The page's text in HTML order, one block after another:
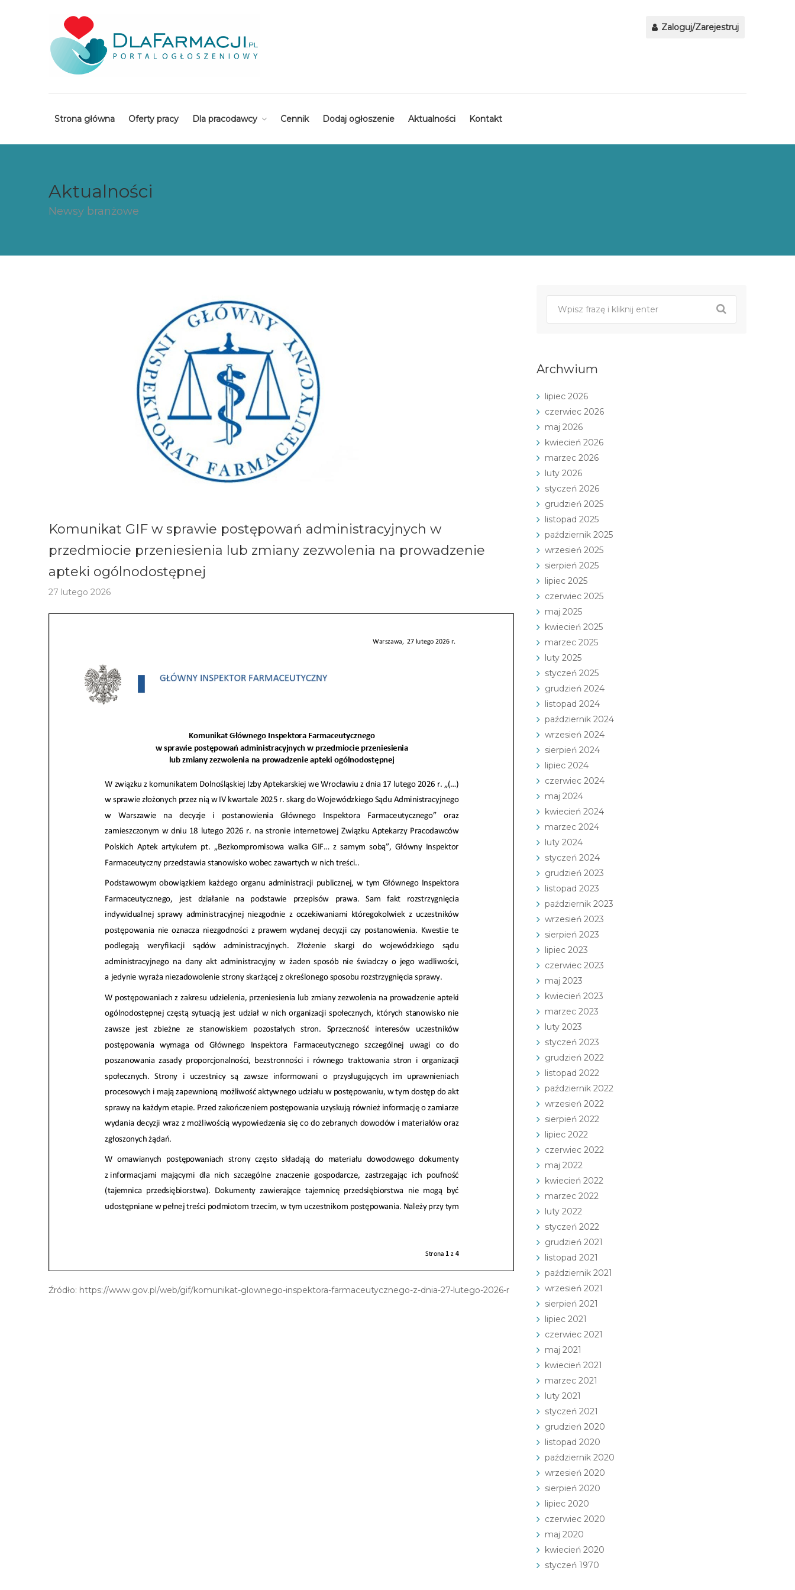
Strona główna Oferty pracy Dla pracodawcy Cennik Dodaj ogłoszenie Aktualności Kontakt
Zaloguj/Zarejestruj
Aktualności
Newsy branżowe
Komunikat GIF w sprawie postępowań administracyjnych w
przedmiocie przeniesienia lub zmiany zezwolenia na prowadzenie
apteki ogólnodostępnej
27 lutego 2026
Źródło: https://www.gov.pl/web/gif/komunikat-glownego-inspektora-farmaceutycznego-z-dnia-27-lutego-2026-r
Archwium
lipiec 2026
czerwiec 2026
maj 2026
kwiecień 2026
marzec 2026
luty 2026
styczeń 2026
grudzień 2025
listopad 2025
październik 2025
wrzesień 2025
sierpień 2025
lipiec 2025
czerwiec 2025
maj 2025
kwiecień 2025
marzec 2025
luty 2025
styczeń 2025
grudzień 2024
listopad 2024
październik 2024
wrzesień 2024
sierpień 2024
lipiec 2024
czerwiec 2024
maj 2024
kwiecień 2024
marzec 2024
luty 2024
styczeń 2024
grudzień 2023
listopad 2023
październik 2023
wrzesień 2023
sierpień 2023
lipiec 2023
czerwiec 2023
maj 2023
kwiecień 2023
marzec 2023
luty 2023
styczeń 2023
grudzień 2022
listopad 2022
październik 2022
wrzesień 2022
sierpień 2022
lipiec 2022
czerwiec 2022
maj 2022
kwiecień 2022
marzec 2022
luty 2022
styczeń 2022
grudzień 2021
listopad 2021
październik 2021
wrzesień 2021
sierpień 2021
lipiec 2021
czerwiec 2021
maj 2021
kwiecień 2021
marzec 2021
luty 2021
styczeń 2021
grudzień 2020
listopad 2020
październik 2020
wrzesień 2020
sierpień 2020
lipiec 2020
czerwiec 2020
maj 2020
kwiecień 2020
styczeń 1970